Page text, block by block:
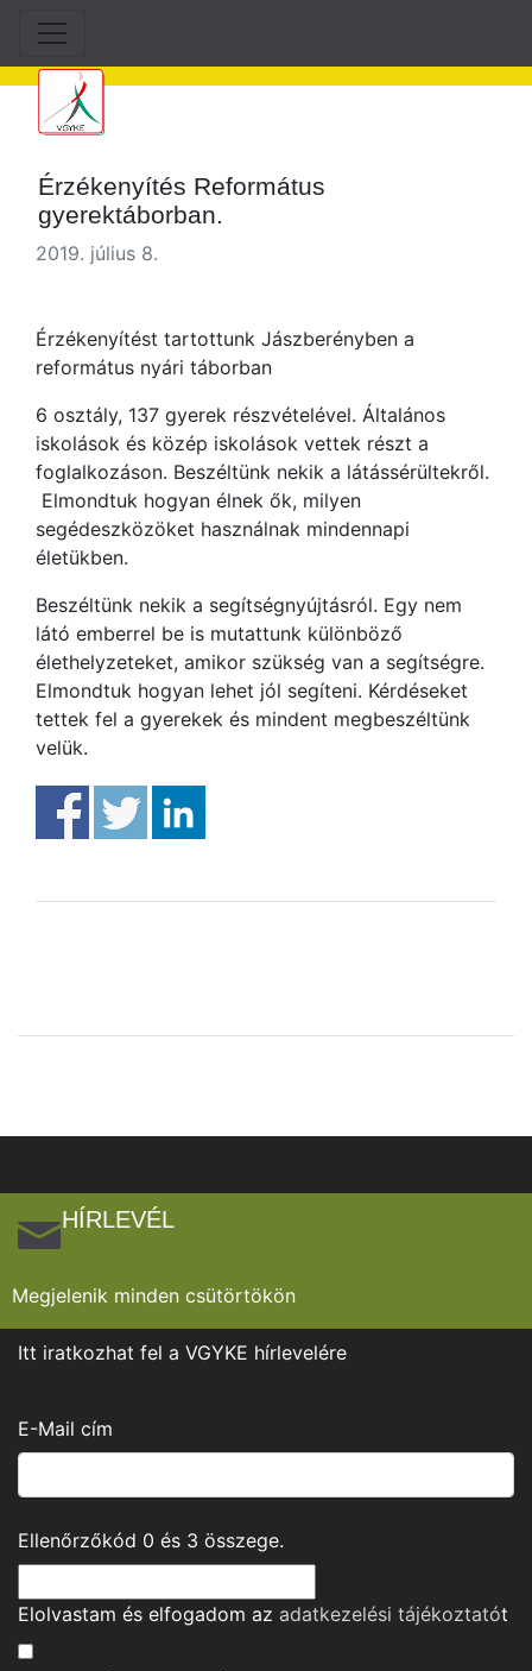
Érzékenyítés Református
gyerektáborban.
2019. július 8.
Érzékenyítést tartottunk Jászberényben a
református nyári táborban
6 osztály, 137 gyerek részvételével. Általános
iskolások és közép iskolások vettek részt a
foglalkozáson. Beszéltünk nekik a látássérültekről.
Elmondtuk hogyan élnek ők, milyen
segédeszközöket használnak mindennapi
életükben.
Beszéltünk nekik a segítségnyújtásról. Egy nem
látó emberrel be is mutattunk különböző
élethelyzeteket, amikor szükség van a segítségre.
Elmondtuk hogyan lehet jól segíteni. Kérdéseket
tettek fel a gyerekek és mindent megbeszéltünk
velük.
HÍRLEVÉL
Megjelenik minden csütörtökön
Itt iratkozhat fel a VGYKE hírlevelére
E-Mail cím
Ellenőrzőkód 0 és 3 összege.
Elolvastam és elfogadom az adatkezelési tájékoztatót